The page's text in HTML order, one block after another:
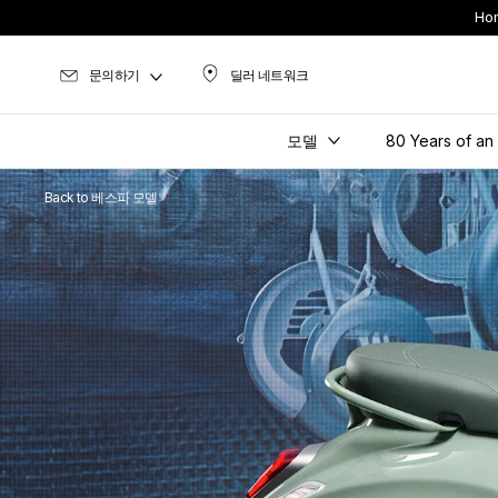
딜러 네트워크
딜러 네트워크
문의하기
모델 80 Years of an
Back to 베스파 모델